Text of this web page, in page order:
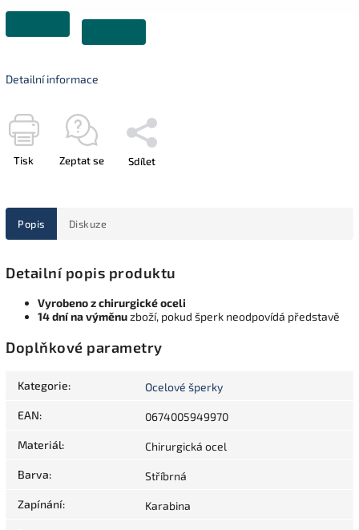
Detailní informace
Tisk Zeptat se Sdílet
Popis Diskuze
Detailní popis produktu
Vyrobeno z chirurgické oceli
14 dní na výměnuzboží, pokud šperk neodpovídá představě
Doplňkové parametry
Kategorie: Ocelové šperky
EAN: 0674005949970
Materiál: Chirurgická ocel
Barva: Stříbrná
Zapínání: Karabina